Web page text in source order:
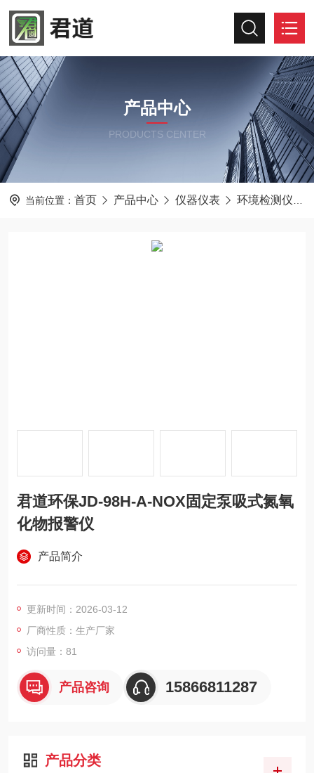
产品中心
PRODUCTS CENTER
当前位置： 首页 产品中心 仪器仪表 环境检测仪器
君道环保JD-98H-A-NOX固定泵吸式氮氧
化物报警仪
产品简介
更新时间：2026-03-12
厂商性质：生产厂家
访问量：81
产品咨询 15866811287
产品分类